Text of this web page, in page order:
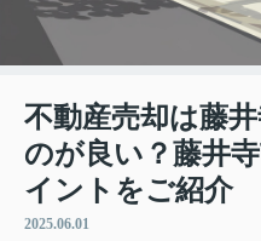
不動産売却は藤
のが良い？藤井
イントをご紹介
2025.06.01